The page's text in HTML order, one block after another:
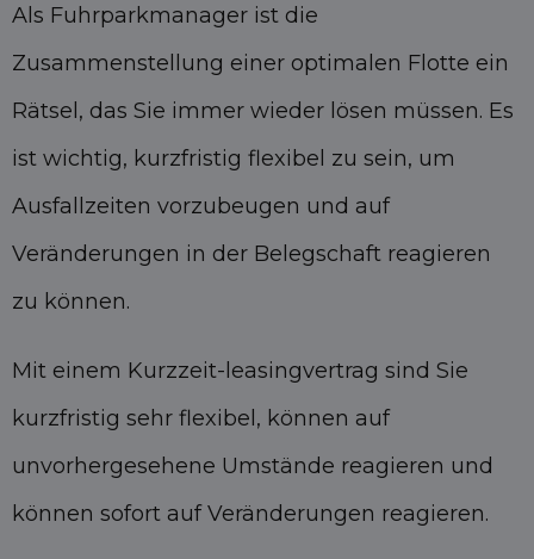
Als Fuhrparkmanager ist die
Zusammenstellung einer optimalen Flotte ein
Rätsel, das Sie immer wieder lösen müssen. Es
ist wichtig, kurzfristig flexibel zu sein, um
Ausfallzeiten vorzubeugen und auf
Veränderungen in der Belegschaft reagieren
zu können.
Mit einem Kurzzeit-leasingvertrag sind Sie
kurzfristig sehr flexibel, können auf
unvorhergesehene Umstände reagieren und
können sofort auf Veränderungen reagieren.